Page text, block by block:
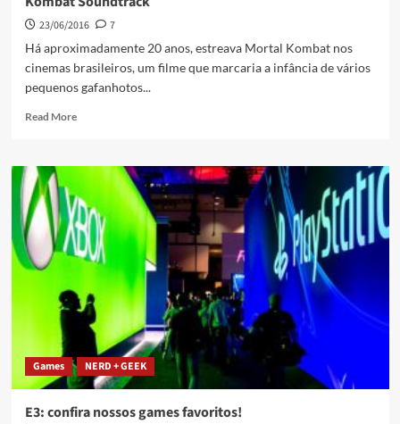
23/06/2016
7
Há aproximadamente 20 anos, estreava Mortal Kombat nos
cinemas brasileiros, um filme que marcaria a infância de vários
pequenos gafanhotos...
Read More
Games NERD + GEEK
E3: confira nossos games favoritos!